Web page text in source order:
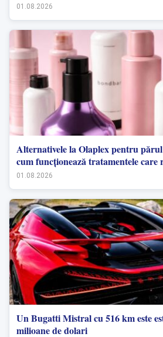
01.08.2026
Alternativele la Olaplex pentru
cum funcționează tratamentele
01.08.2026
Un Bugatti Mistral cu 516 km este
milioane de dolari